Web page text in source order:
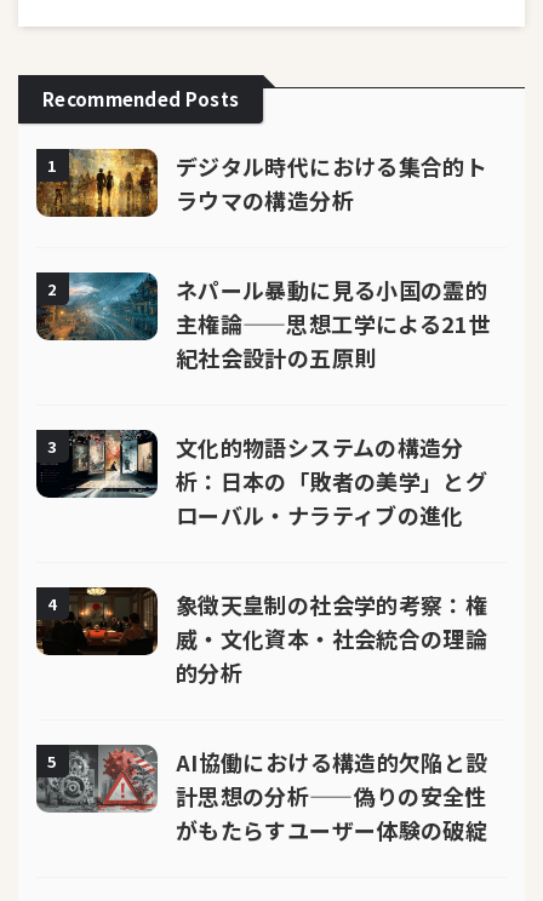
Recommended Posts
1
デジタル時代における集合的ト
ラウマの構造分析
2
ネパール暴動に見る小国の霊的
主権論——思想工学による21世
紀社会設計の五原則
3
文化的物語システムの構造分
析：日本の「敗者の美学」とグ
ローバル・ナラティブの進化
4
象徴天皇制の社会学的考察：権
威・文化資本・社会統合の理論
的分析
5
AI協働における構造的欠陥と設
計思想の分析——偽りの安全性
がもたらすユーザー体験の破綻